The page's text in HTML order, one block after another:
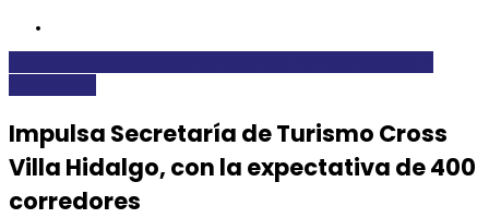
Impulsa Secretaría de Turismo Cross
Villa Hidalgo, con la expectativa de 400
corredores